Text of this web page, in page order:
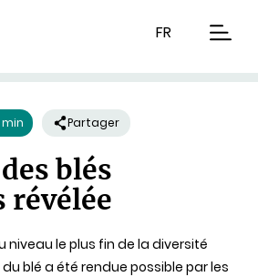
FR
Partager
blés
révélée
le plus fin de la diversité
blé a été rendue possible par les